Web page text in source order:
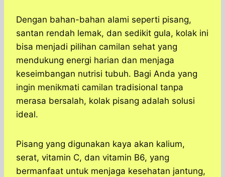
Dengan bahan-bahan alami seperti pisang,
santan rendah lemak, dan sedikit gula, kolak ini
bisa menjadi pilihan camilan sehat yang
mendukung energi harian dan menjaga
keseimbangan nutrisi tubuh. Bagi Anda yang
ingin menikmati camilan tradisional tanpa
merasa bersalah, kolak pisang adalah solusi
ideal.
Pisang yang digunakan kaya akan kalium,
serat, vitamin C, dan vitamin B6, yang
bermanfaat untuk menjaga kesehatan jantung,